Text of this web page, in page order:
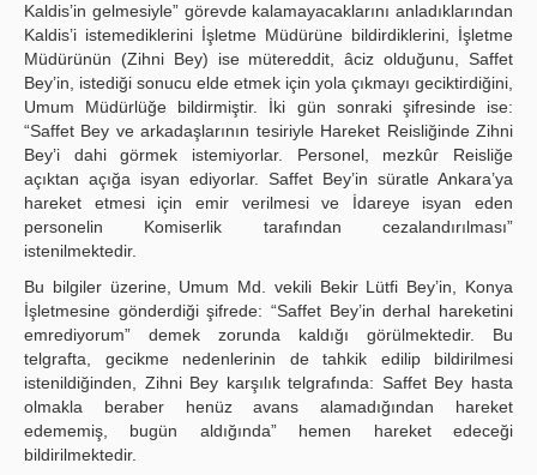
Kaldis’in gelmesiyle” görevde kalamayacaklarını anladıklarından
Kaldis’i istemediklerini İşletme Müdürüne bildirdiklerini, İşletme
Müdürünün (Zihni Bey) ise mütereddit, âciz olduğunu, Saffet
Bey’in, istediği sonucu elde etmek için yola çıkmayı geciktirdiğini,
Umum Müdürlüğe bildirmiştir. İki gün sonraki şifresinde ise:
“Saffet Bey ve arkadaşlarının tesiriyle Hareket Reisliğinde Zihni
Bey’i dahi görmek istemiyorlar. Personel, mezkûr Reisliğe
açıktan açığa isyan ediyorlar. Saffet Bey’in süratle Ankara’ya
hareket etmesi için emir verilmesi ve İdareye isyan eden
personelin Komiserlik tarafından cezalandırılması”
istenilmektedir.
Bu bilgiler üzerine, Umum Md. vekili Bekir Lütfi Bey’in, Konya
İşletmesine gönderdiği şifrede: “Saffet Bey’in derhal hareketini
emrediyorum” demek zorunda kaldığı görülmektedir. Bu
telgrafta, gecikme nedenlerinin de tahkik edilip bildirilmesi
istenildiğinden, Zihni Bey karşılık telgrafında: Saffet Bey hasta
olmakla beraber henüz avans alamadığından hareket
edememiş, bugün aldığında” hemen hareket edeceği
bildirilmektedir.